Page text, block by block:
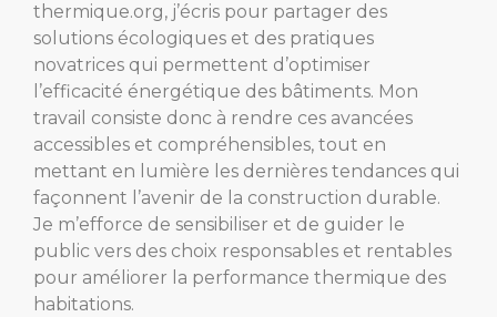
thermique.org, j’écris pour partager des
solutions écologiques et des pratiques
novatrices qui permettent d’optimiser
l’efficacité énergétique des bâtiments. Mon
travail consiste donc à rendre ces avancées
accessibles et compréhensibles, tout en
mettant en lumière les dernières tendances qui
façonnent l’avenir de la construction durable.
Je m’efforce de sensibiliser et de guider le
public vers des choix responsables et rentables
pour améliorer la performance thermique des
habitations.